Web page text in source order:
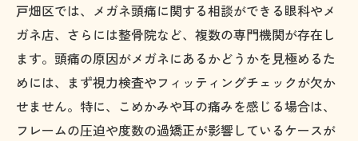
戸畑区では、メガネ頭痛に関する相談ができる眼科やメ
ガネ店、さらには整骨院など、複数の専門機関が存在し
ます。頭痛の原因がメガネにあるかどうかを見極めるた
めには、まず視力検査やフィッティングチェックが欠か
せません。特に、こめかみや耳の痛みを感じる場合は、
フレームの圧迫や度数の過矯正が影響しているケースが